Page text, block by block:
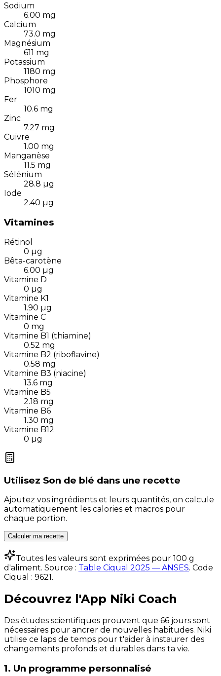
Sodium
6.00 mg
Calcium
73.0 mg
Magnésium
611 mg
Potassium
1180 mg
Phosphore
1010 mg
Fer
10.6 mg
Zinc
7.27 mg
Cuivre
1.00 mg
Manganèse
11.5 mg
Sélénium
28.8 µg
Iode
2.40 µg
Vitamines
Rétinol
0 µg
Bêta-carotène
6.00 µg
Vitamine D
0 µg
Vitamine K1
1.90 µg
Vitamine C
0 mg
Vitamine B1 (thiamine)
0.52 mg
Vitamine B2 (riboflavine)
0.58 mg
Vitamine B3 (niacine)
13.6 mg
Vitamine B5
2.18 mg
Vitamine B6
1.30 mg
Vitamine B12
0 µg
Utilisez Son de blé dans une recette
Ajoutez vos ingrédients et leurs quantités, on calcule
automatiquement les calories et macros pour
chaque portion.
Calculer ma recette
Toutes les valeurs sont exprimées pour 100 g
d'aliment. Source : Table Ciqual 2025 — ANSES. Code
Ciqual : 9621 .
Découvrez l'App Niki Coach
Des études scientifiques prouvent que 66 jours sont
nécessaires pour ancrer de nouvelles habitudes. Niki
utilise ce laps de temps pour t'aider à instaurer des
changements profonds et durables dans ta vie.
1. Un programme personnalisé